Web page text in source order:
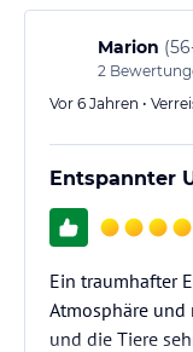
für den
Besonders
die Familie
Marion (
2
Vor 6 Jahren •
Entspannter
Ein traumhafter
Atmosphäre und
und die Tiere